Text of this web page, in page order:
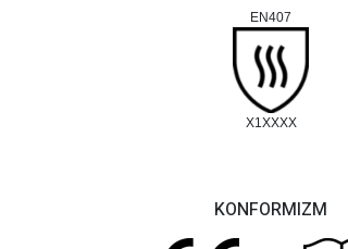
EN407
X1XXXX
KONFORMIZM